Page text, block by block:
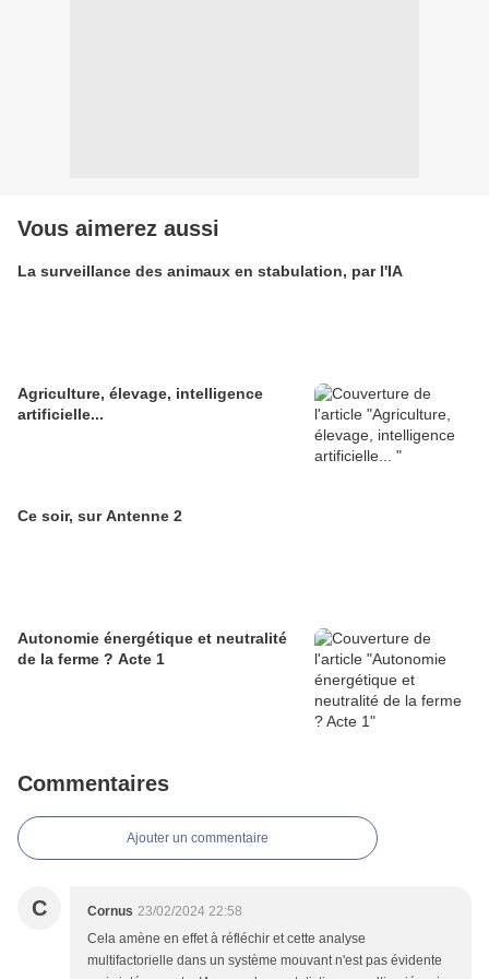
Vous aimerez aussi
La surveillance des animaux en stabulation, par l'IA
Agriculture, élevage, intelligence
artificielle...
Ce soir, sur Antenne 2
Autonomie énergétique et neutralité
de la ferme ? Acte 1
Commentaires
Ajouter un commentaire
C Cornus 23/02/2024 22:58
Cela amène en effet à réfléchir et cette analyse
multifactorielle dans un système mouvant n'est pas évidente